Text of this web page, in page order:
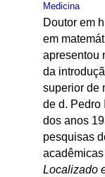
Medicina
Doutor em
em
apresentou
da
superior de
de d. Pedro
dos anos
pesquisas
Localizado